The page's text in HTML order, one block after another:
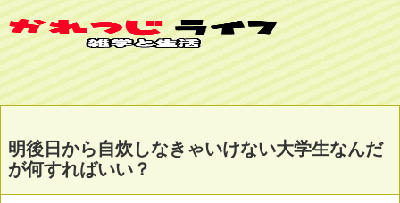
明後日から自炊しなきゃいけない大学生なんだ
が何すればいい？